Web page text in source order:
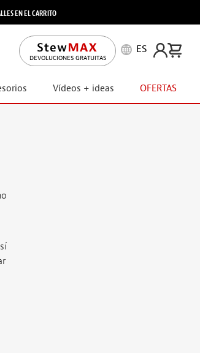
EN EL CARRITO
DEVOLUCIONES GRATUITAS
ES
Vídeos + ideas OFERTAS